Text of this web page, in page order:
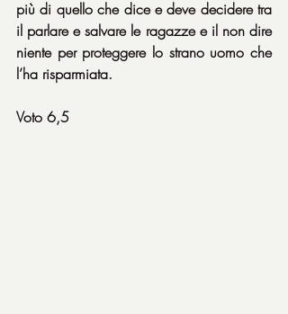
più di quello che dice e deve decidere tra
il parlare e salvare le ragazze e il non dire
niente per proteggere lo strano uomo che
l’ha risparmiata.
Voto 6,5